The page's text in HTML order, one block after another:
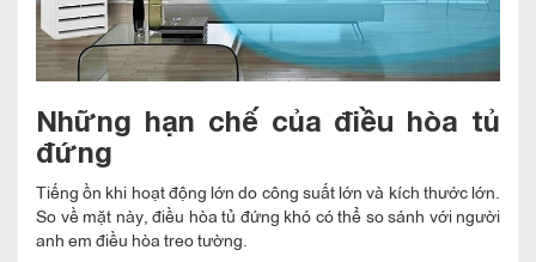
Những hạn chế của điều hòa tủ
đứng
Tiếng ồn khi hoạt động lớn do công suất lớn và kích thước lớn.
So về mặt này, điều hòa tủ đứng khó có thể so sánh với người
anh em điều hòa treo tường.